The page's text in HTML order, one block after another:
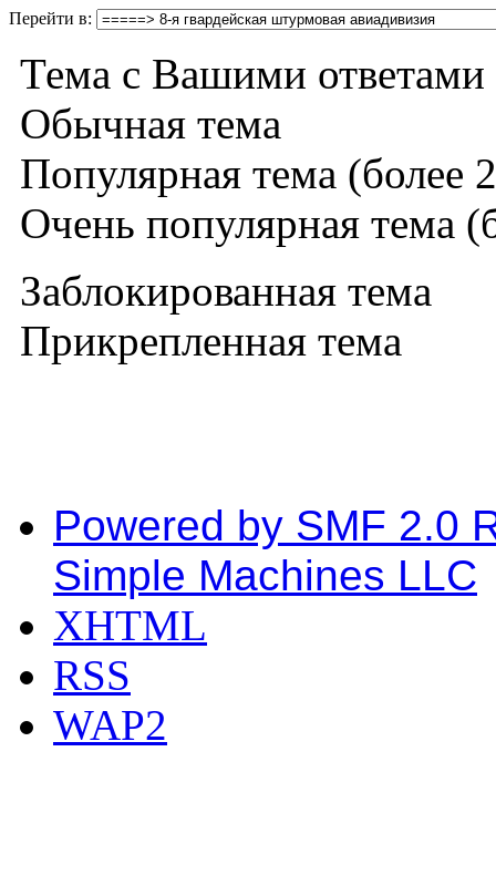
Перейти в:
Тема с Вашими ответами
Обычная тема
Популярная тема (более
Очень популярная тема
Заблокированная тема
Прикрепленная тема
Powered by SMF 2.0
Simple Machines LLC
XHTML
RSS
WAP2